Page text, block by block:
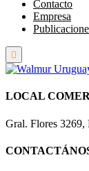
Contacto
Empresa
LOCAL
Gral. Flores 3269,